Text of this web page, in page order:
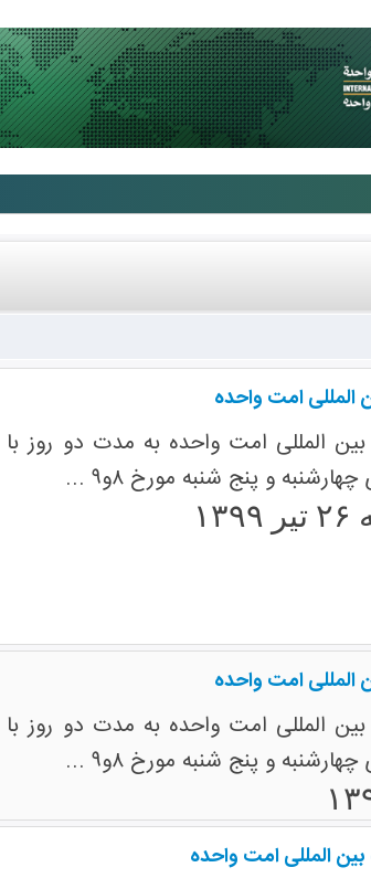
المللی امت واحده
بین المللی امت واحده به مدت دو
و پنج شنبه مورخ ۸و۹ ...
المللی امت واحده
بین المللی امت واحده به مدت دو
و پنج شنبه مورخ ۸و۹ ...
المللی امت واحده